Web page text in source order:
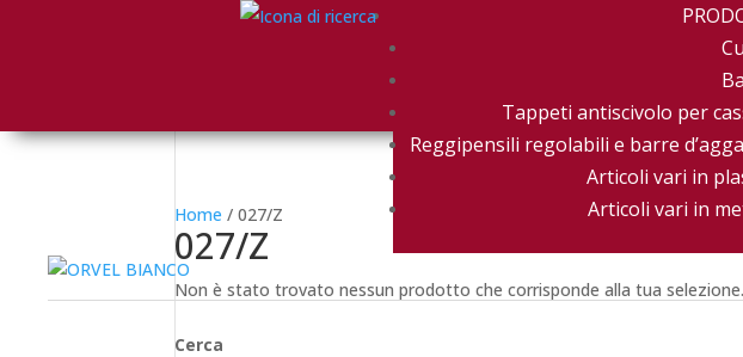
Tappeti antiscivolo per
Reggipensili regolabili e barre
Articoli vari in
Articoli vari in
Home / 027/Z
027/Z
Non è stato trovato nessun prodotto che corrisponde alla tua selezione.
Cerca